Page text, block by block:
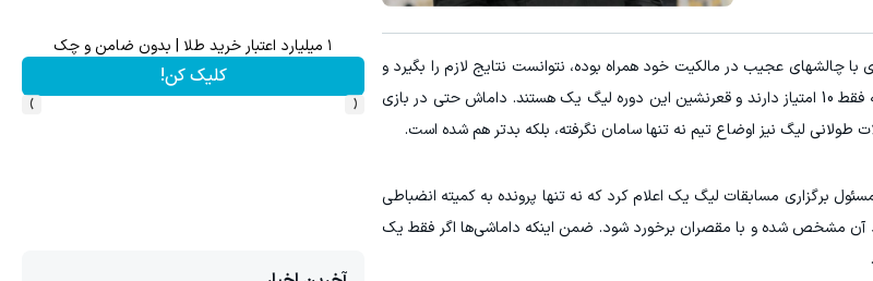
با چالشهای عجیب در مالکیت خود همراه بوده، نتوانست نتایج لازم را بگیرد و
هفته به هفته شرایطش پیچیده‌تر شد. آنها در حال حاضر از 24 مسابقه فقط 10 امتیاز دارند و قعرنشین این دوره لیگ یک هستند. داماش حتی در بازی
لیگ نیز اوضاع تیم نه تنها سامان نگرفته، بلکه بدتر هم شده است.
برگزاری مسابقات لیگ یک اعلام کرد که نه تنها پرونده به کمیته انضباطی
آن مشخص شده و با مقصران برخورد شود. ضمن اینکه داماشی‌ها اگر فقط یک
کلیک کن!
۱ میلیارد اعتبار خرید طلا | بدون ضامن و چک
کلیک کن!
‹
›